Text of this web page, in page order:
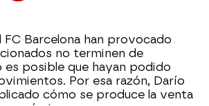
FC Barcelona han provocado
no terminen de
posible que hayan podido
Por esa razón, Darío
cómo se produce la venta